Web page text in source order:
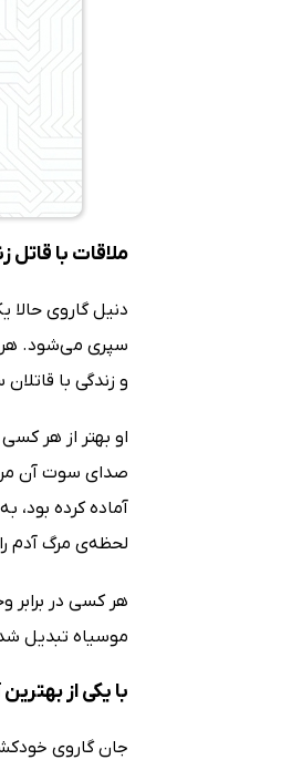
ملاقات با قاتل
دنیل گاروی حالا
سپری می‌شود. هر
و زندگی با
او بهتر از هر
صدای سوت آن
آماده کرده
لحظه‌ی مرگ آدم
هر کسی در
مو‌سیاه تبدیل
با یکی از بهترین آثار
جان گاروی